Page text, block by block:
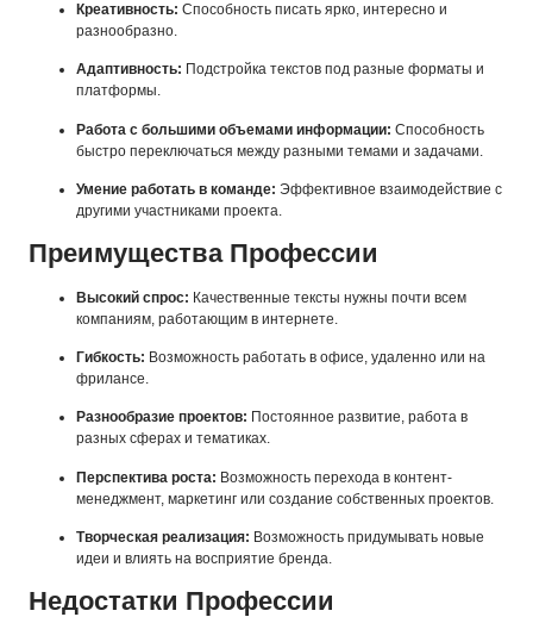
Креативность: Способность писать ярко, интересно и
разнообразно.
Адаптивность: Подстройка текстов под разные форматы и
платформы.
Работа с большими объемами информации: Способность
быстро переключаться между разными темами и задачами.
Умение работать в команде: Эффективное взаимодействие с
другими участниками проекта.
Преимущества Профессии
Высокий спрос: Качественные тексты нужны почти всем
компаниям, работающим в интернете.
Гибкость: Возможность работать в офисе, удаленно или на
фрилансе.
Разнообразие проектов: Постоянное развитие, работа в
разных сферах и тематиках.
Перспектива роста: Возможность перехода в контент-
менеджмент, маркетинг или создание собственных проектов.
Творческая реализация: Возможность придумывать новые
идеи и влиять на восприятие бренда.
Недостатки Профессии